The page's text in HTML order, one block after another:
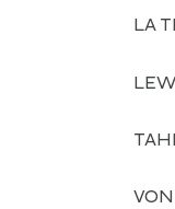
LA